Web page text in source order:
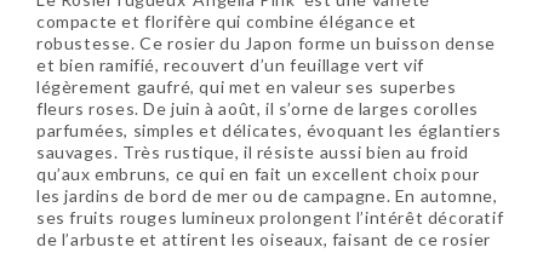
compacte et florifère qui combine élégance et
robustesse. Ce rosier du Japon forme un buisson dense
et bien ramifié, recouvert d’un feuillage vert vif
légèrement gaufré, qui met en valeur ses superbes
fleurs roses. De juin à août, il s’orne de larges corolles
parfumées, simples et délicates, évoquant les églantiers
sauvages. Très rustique, il résiste aussi bien au froid
qu’aux embruns, ce qui en fait un excellent choix pour
les jardins de bord de mer ou de campagne. En automne,
ses fruits rouges lumineux prolongent l’intérêt décoratif
de l’arbuste et attirent les oiseaux, faisant de ce rosier